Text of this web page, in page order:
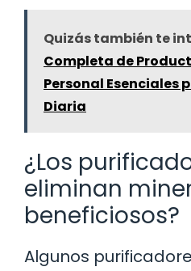
Quizás también te
Completa de
Personal Esenciales
Diaria
¿Los
eliminan
beneficiosos?
Algunos